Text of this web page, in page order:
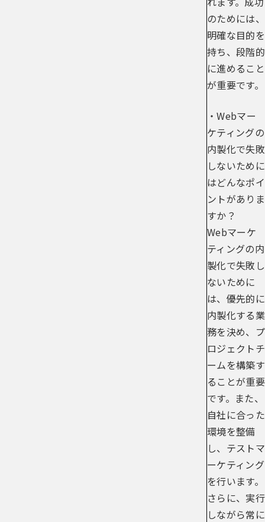
のためには、
明確な目的を
持ち、段階的
に進めること
が重要です。
・Webマー
ケティングの
内製化で失敗
しないために
はどんなポイ
ントがありま
すか？
Webマーケ
ティングの内
製化で失敗し
ないために
は、優先的に
内製化する業
務を決め、プ
ロジェクトチ
ームを構築す
ることが重要
です。また、
自社に合った
環境を整備
し、テストマ
ーケティング
を行います。
さらに、実行
しながら常に